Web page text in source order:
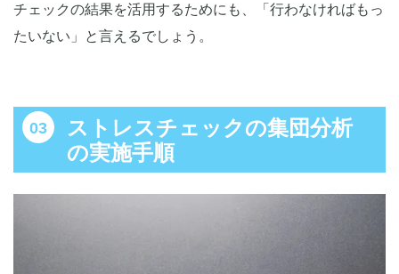
チェックの結果を活用するためにも、「行わなければもっ
たいない」と言えるでしょう。
ストレスチェックの集団分析
の実施手順